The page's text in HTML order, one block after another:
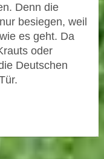
Denn die
besiegen, weil
es geht. Da
oder
Deutschen